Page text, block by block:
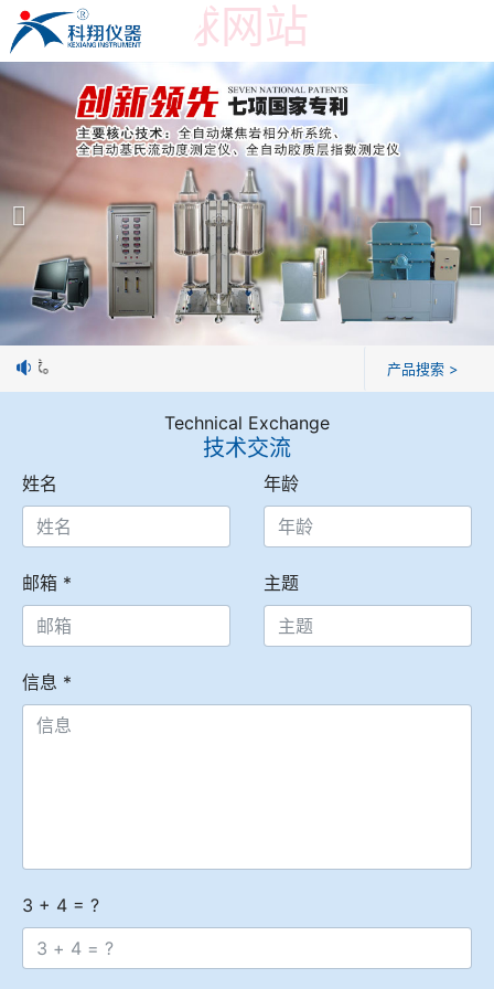
世界杯押球网站
世界杯押球网站
产品展示 ＞
焦炭高温性能检测系统
焦化行业检测及优化配煤设备
球团矿/烧结矿/块矿高温冶金性能检测系统
烧结/球团优化配矿研究设备
冶金渣、保护渣等高温物性检测设备
冶金石灰活性度测定仪
矿石、焦炭物理检测及制样设备
工业分析、测硫仪等
公司简介
世界杯押球网站
企业业绩
技术交流
标准下载
企业荣誉
世界杯押球网站
球。 产品搜索 >
Technical Exchange
技术交流
姓名 年龄
邮箱 * 主题
信息 *
3 + 4 = ?